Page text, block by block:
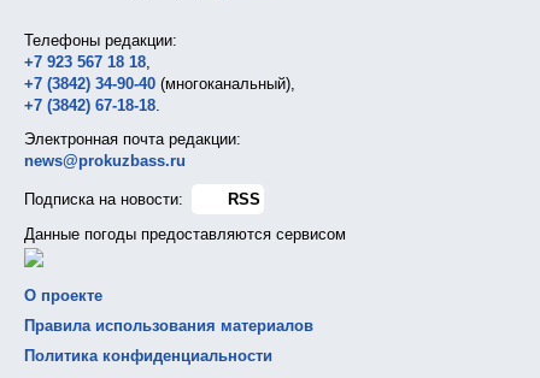
Телефоны редакции:
+7 923 567 18 18,
+7 (3842) 34-90-40 (многоканальный),
+7 (3842) 67-18-18.
Электронная почта редакции:
news@prokuzbass.ru
Подписка на новости:
RSS
Данные погоды предоставляются сервисом
О проекте
Правила использования материалов
Политика конфиденциальности